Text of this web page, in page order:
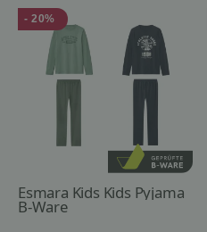
- 20%
Esmara Kids Kids Pyjama
B-Ware